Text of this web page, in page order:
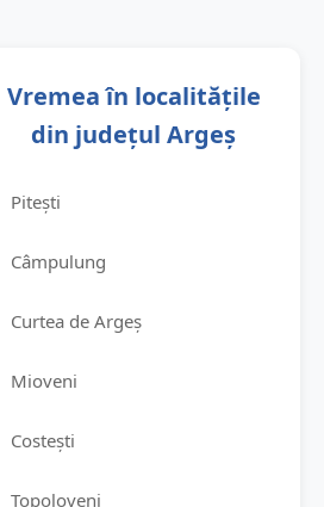
Vremea în localitățile
din județul Argeș
Pitești
Câmpulung
Curtea de Argeș
Mioveni
Costești
Topoloveni